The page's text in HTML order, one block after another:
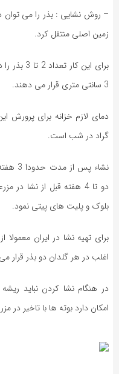
– روش نشایی : بذر را می توان
زمین اصلی منتقل کرد.
3 سانتی متری قرار می دهند.
گراد در شب است.
نشاء
دو تا 4 هفته قبل از نشا
بلوک و پلیت های پیتی نمود.
برای تهیه نشا در ایران
اغلب در هر گلدان دو بذر قرار
در هنگام نشا کردن نباید
امکان دارد بوته ها با تاخیر در